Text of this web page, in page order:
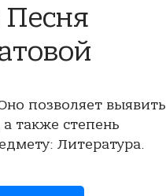
Песня
позволяет выявить
также степень
Литература.